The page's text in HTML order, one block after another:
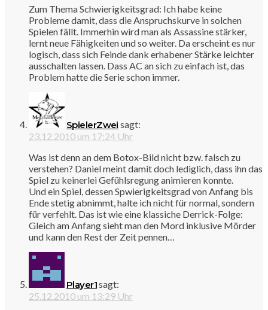
Zum Thema Schwierigkeitsgrad: Ich habe keine
Probleme damit, dass die Anspruchskurve in solchen
Spielen fällt. Immerhin wird man als Assassine stärker,
lernt neue Fähigkeiten und so weiter. Da erscheint es nur
logisch, dass sich Feinde dank erhabener Stärke leichter
ausschalten lassen. Dass AC an sich zu einfach ist, das
Problem hatte die Serie schon immer.
SpielerZwei sagt:
23.12.2010 um 17:24 Uhr
Was ist denn an dem Botox-Bild nicht bzw. falsch zu
verstehen? Daniel meint damit doch lediglich, dass ihn das
Spiel zu keinerlei Gefühlsregung animieren konnte.
Und ein Spiel, dessen Spwierigkeitsgrad von Anfang bis
Ende stetig abnimmt, halte ich nicht für normal, sondern
für verfehlt. Das ist wie eine klassiche Derrick-Folge:
Gleich am Anfang sieht man den Mord inklusive Mörder
und kann den Rest der Zeit pennen…
Player1sagt:
25.12.2010 um 13:29 Uhr